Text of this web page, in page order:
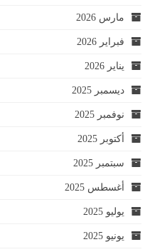
مارس 2026
فبراير 2026
يناير 2026
ديسمبر 2025
نوفمبر 2025
أكتوبر 2025
سبتمبر 2025
أغسطس 2025
يوليو 2025
يونيو 2025